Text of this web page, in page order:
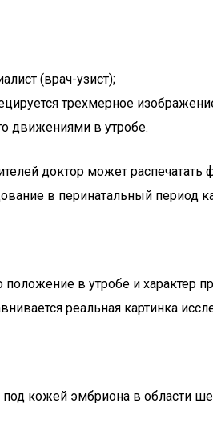
(врач-узист);
трехмерное
движениями в утробе.
доктор может
в перинатальный период
в утробе и характер
реальная картинка
под кожей эмбриона в области